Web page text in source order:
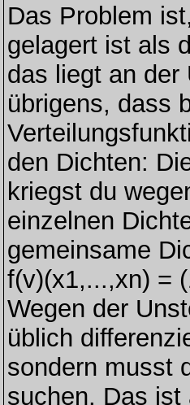
Das Problem
gelagert ist als
das liegt an der
übrigens, dass
den Dichten:
kriegst du
einzelnen
gemeinsame
f(v)(x1,...,xn) =
Wegen der
üblich
sondern musst
suchen. Das